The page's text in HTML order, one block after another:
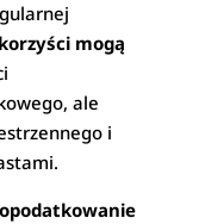
mogą
ale
i